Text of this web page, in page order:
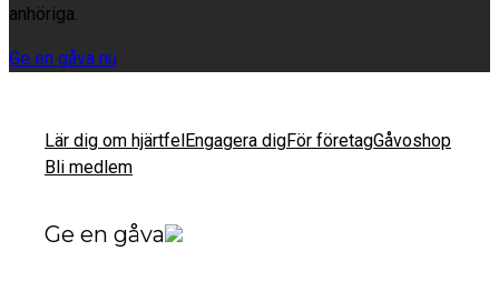
anhöriga.
Ge en gåva nu
Lär dig om hjärtfelEngagera digFör företagGåvoshop
Bli medlem
Ge en gåva